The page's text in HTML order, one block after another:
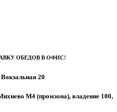
ОБЕДОВ В ОФИС!
20
М4 (промзона), владение 100,